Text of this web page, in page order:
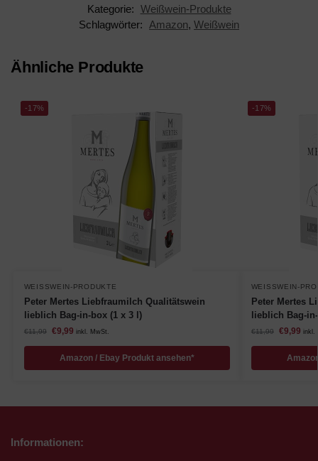
Kategorie: Weißwein-Produkte
Schlagwörter:
Amazon, Weißwein
Ähnliche Produkte
-17%
WEISSWEIN-PRODUKTE
Peter Mertes Liebfraumilch Qualitätswein
lieblich Bag-in-box (1 x 3 l)
€11,99 €9,99 inkl. MwSt.
Amazon / Ebay Produkt ansehen*
-17%
WEISSWEIN-
Peter Mertes
lieblich Bag-
€11,99 €9,99 inkl.
Informationen: